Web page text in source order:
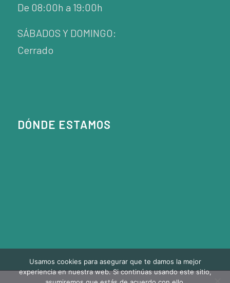
De 08:00h a 19:00h
SÁBADOS Y DOMINGO:
Cerrado
DÓNDE ESTAMOS
Usamos cookies para asegurar que te damos la mejor
experiencia en nuestra web. Si continúas usando este sitio,